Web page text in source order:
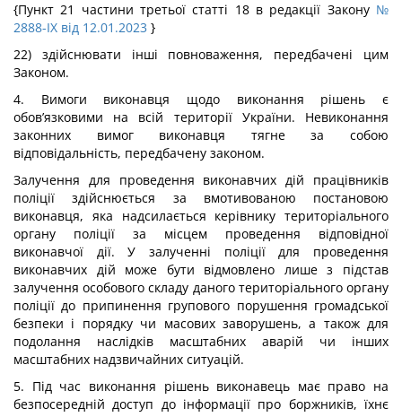
{Пункт 21 частини третьої статті 18 в редакції Закону №
2888-IX від 12.01.2023 }
22) здійснювати інші повноваження, передбачені цим
Законом.
4. Вимоги виконавця щодо виконання рішень є
обов’язковими на всій території України. Невиконання
законних вимог виконавця тягне за собою
відповідальність, передбачену законом.
Залучення для проведення виконавчих дій працівників
поліції здійснюється за вмотивованою постановою
виконавця, яка надсилається керівнику територіального
органу поліції за місцем проведення відповідної
виконавчої дії. У залученні поліції для проведення
виконавчих дій може бути відмовлено лише з підстав
залучення особового складу даного територіального органу
поліції до припинення групового порушення громадської
безпеки і порядку чи масових заворушень, а також для
подолання наслідків масштабних аварій чи інших
масштабних надзвичайних ситуацій.
5. Під час виконання рішень виконавець має право на
безпосередній доступ до інформації про боржників, їхнє